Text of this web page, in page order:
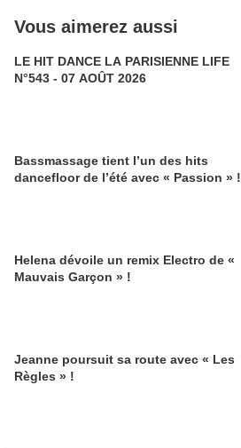
Vous aimerez aussi
LE HIT DANCE LA PARISIENNE LIFE
N°543 - 07 AOÛT 2026
Bassmassage tient l’un des hits
dancefloor de l’été avec « Passion » !
Helena dévoile un remix Electro de «
Mauvais Garçon » !
Jeanne poursuit sa route avec « Les
Règles » !